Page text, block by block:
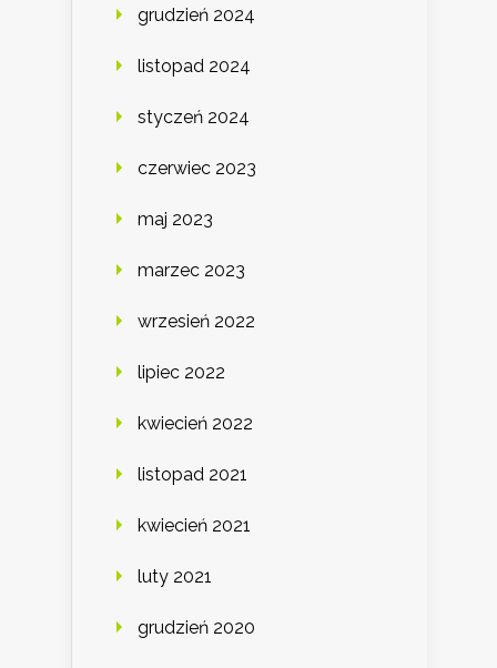
grudzień 2024
listopad 2024
styczeń 2024
czerwiec 2023
maj 2023
marzec 2023
wrzesień 2022
lipiec 2022
kwiecień 2022
listopad 2021
kwiecień 2021
luty 2021
grudzień 2020